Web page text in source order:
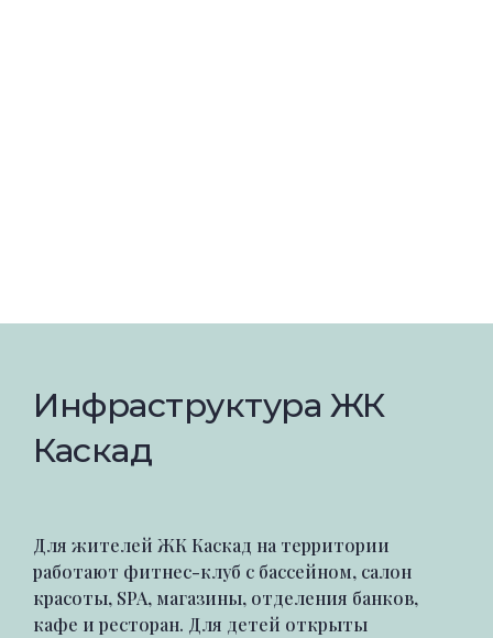
Инфраструктура ЖК
Каскад
Для жителей ЖК Каскад на территории
работают фитнес-клуб с бассейном, салон
красоты, SPA, магазины, отделения банков,
кафе и ресторан. Для детей открыты